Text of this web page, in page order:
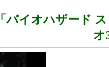
「バイオハザード
オ